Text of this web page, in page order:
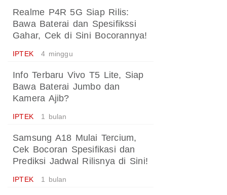
Realme P4R 5G Siap Rilis:
Bawa Baterai dan Spesifikssi
Gahar, Cek di Sini Bocorannya!
IPTEK 4 minggu
Info Terbaru Vivo T5 Lite, Siap
Bawa Baterai Jumbo dan
Kamera Ajib?
IPTEK 1 bulan
Samsung A18 Mulai Tercium,
Cek Bocoran Spesifikasi dan
Prediksi Jadwal Rilisnya di Sini!
IPTEK 1 bulan